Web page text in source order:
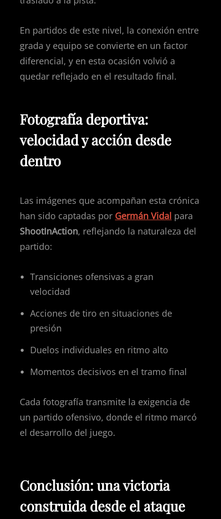
En partidos de este nivel, la conexión entre
grada y equipo se convierte en un factor
diferencial, y en esta ocasión volvió a
quedar reflejado en el resultado final.
Fotografía deportiva:
velocidad y acción desde
dentro
Las imágenes que acompañan esta crónica
han sido captadas por Germán Vidal para
ShootInAction, reflejando la naturaleza del
partido:
Transiciones ofensivas a gran
velocidad
Acciones de tiro en situaciones de
presión
Duelos individuales en ritmo alto
Momentos decisivos en el tramo final
Cada fotografía transmite la exigencia de
un partido ofensivo, donde el ritmo marcó
el desarrollo del juego.
Conclusión: una victoria
construida desde el ataque